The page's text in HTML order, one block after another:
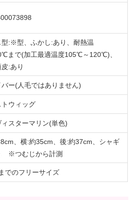
型:※型、ふかし:あり、耐熱温
まで(加工最適温度105℃～120℃)、
:あり
バー(人毛ではありません)
トウィッグ
ィスターマリン(単色)
、横:約35cm、後:約37cm、シャギ
※つむじから計測
でのフリーサイズ